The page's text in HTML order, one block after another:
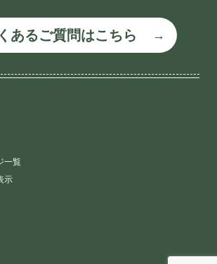
あるご質問はこちら
一覧
示